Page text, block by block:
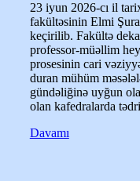
23 iyun 2026-cı il
fakültəsinin Elmi
keçirilib. Fakültə
professor-müəllim
prosesinin cari
duran mühüm
gündəliğinə uyğun
olan kafedralarda
Davamı